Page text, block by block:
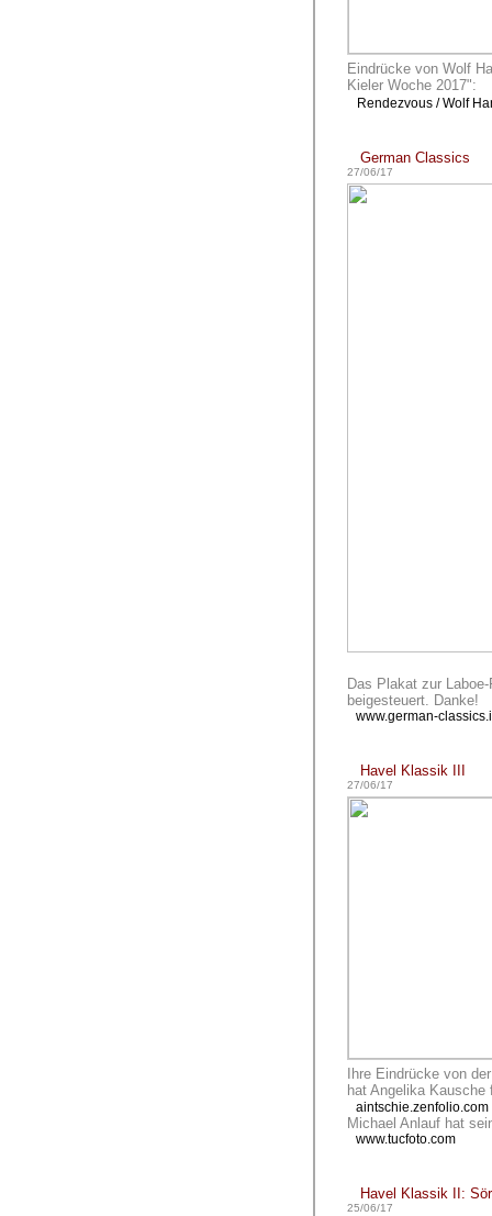
Eindrücke von Wolf
Kieler Woche 2017":
Rendezvous / Wolf
German Classics
27/06/17
Das Plakat zur
beigesteuert. Danke!
www.german-
Havel Klassik III
27/06/17
Ihre Eindrücke von
hat Angelika Kausche
aintschie.zenfolio.com
Michael Anlauf hat
www.tucfoto.com
Havel Klassik II:
25/06/17